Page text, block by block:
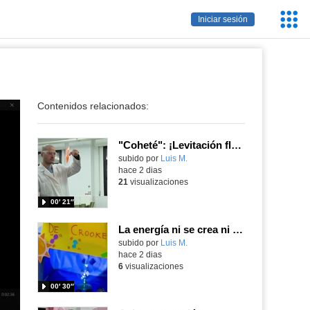
Iniciar sesión
Contenidos relacionados:
"Coheté": ¡Levitación flamígera!
Contenido educativo.
subido por Luis M.
00′ 21″
hace 2 dias
21 visualizaciones
La energía ni se crea ni se destruye... ¡se experimenta! El Tierno en la Feria Madrid es Ciencia 2026
Contenido educativo.
subido por Luis M.
00′ 30″
hace 2 dias
6visualizaciones